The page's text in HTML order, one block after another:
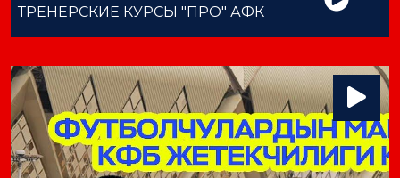
ТРЕНЕРСКИЕ КУРСЫ "ПРО" АФК